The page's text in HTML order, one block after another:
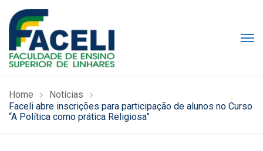
Home
Notícias
Faceli abre inscrições para participação de alunos no Curso
“A Política como prática Religiosa”